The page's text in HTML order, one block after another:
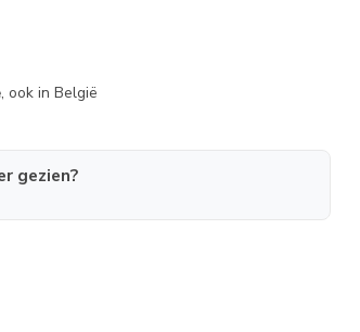
, ook in België
gezien?